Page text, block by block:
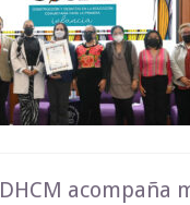
acompaña